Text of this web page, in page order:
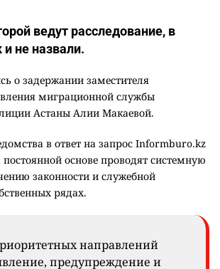
ведут расследование, в
не назвали.
о задержании заместителя
миграционной службы
Астаны Алии Макаевой.
в ответ на запрос Informburo.kz
основе проводят системную
законности и служебной
рядах.
направлений
предупреждение и